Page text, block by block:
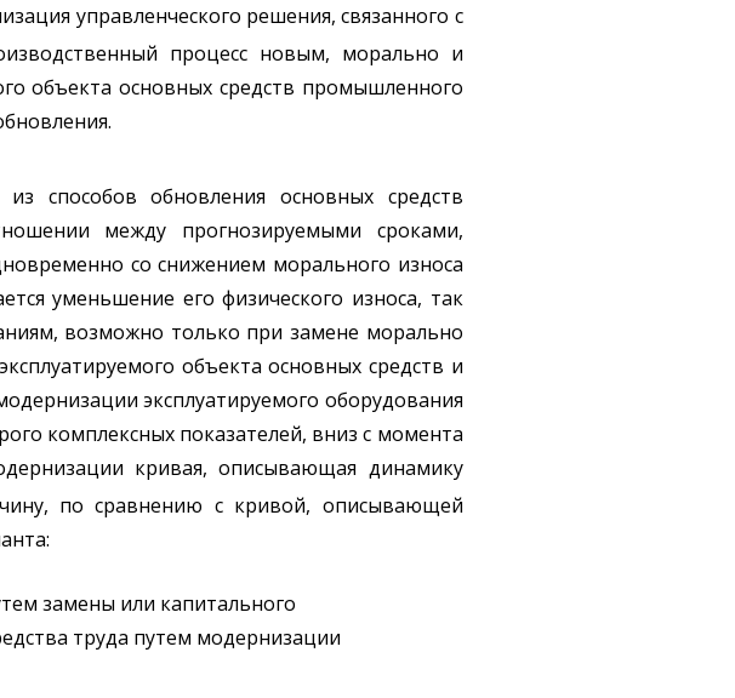
управленческого решения, связанного с
процесс новым, морально и
объекта основных средств промышленного
способов обновления основных средств
между прогнозируемыми сроками,
со снижением морального износа
уменьшение его физического износа, так
возможно только при замене морально
объекта основных средств и
эксплуатируемого оборудования
комплексных показателей, вниз с момента
кривая, описывающая динамику
по сравнению с кривой, описывающей
замены или капитального
труда путем модернизации